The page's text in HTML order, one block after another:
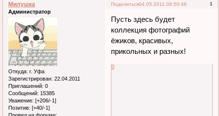
Поделиться 1
04.05.2011 08:50:46
Милушка
Администратор
Откуда: г. Уфа
Зарегистрирован: 22.04.2011
Приглашений: 0
Сообщений: 15385
Уважение: [+206/-1]
Позитив: [+40/-1]
Пусть здесь будет
коллекция фотографий
ёжиков, красивых,
прикольных и разных!
0